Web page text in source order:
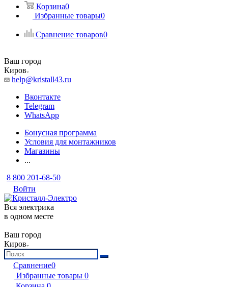
Корзина0
Избранные товары0
Сравнение товаров0
Ваш город
Киров
help@kristall43.ru
Вконтакте
Telegram
WhatsApp
Бонусная программа
Условия для монтажников
Магазины
...
8 800 201-68-50
Войти
Вся электрика
в одном месте
Ваш город
Киров
Сравнение0
Избранные товары 0